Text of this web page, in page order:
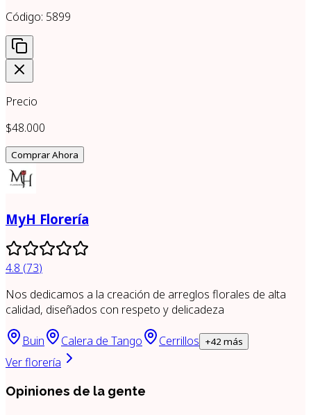
Código: 5899
Precio
$48.000
Comprar Ahora
MyH Florería
4.8 (73)
Nos dedicamos a la creación de arreglos florales de alta
calidad, diseñados con respeto y delicadeza
Buin Calera de Tango Cerrillos +42 más
Ver florería
Opiniones de la gente